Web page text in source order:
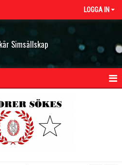
LOGGA IN
Simsällskap